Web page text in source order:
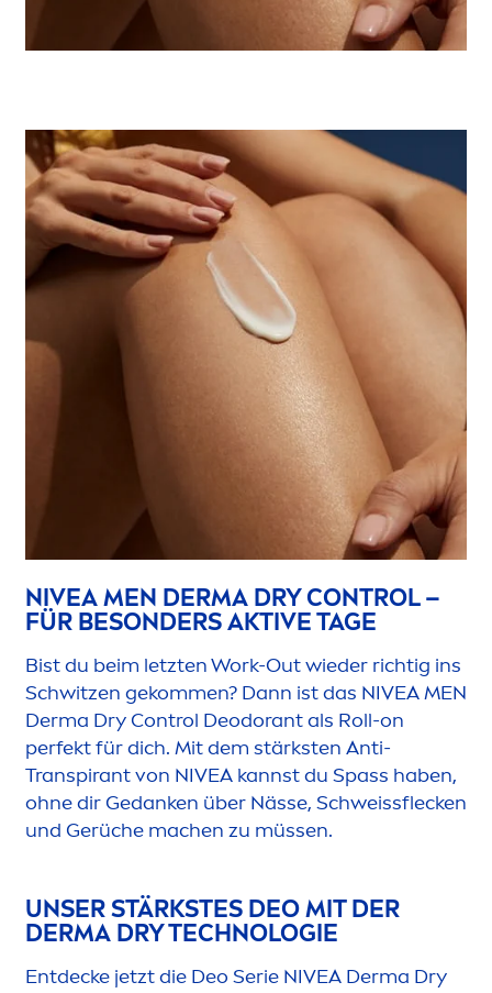
NIVEAMEN DERMA DRY CONTROL –
FÜR BESONDERS AKTIVE TAGE
Bist du beim letzten Work-Out wieder richtig ins
Schwitzen gekommen? Dann ist das NIVEAMEN
Derma Dry Control Deodorant als Roll-on
perfekt für dich. Mit dem stärksten Anti-
Transpirant von NIVEA kannst du Spass haben,
ohne dir Gedanken über Nässe, Schweissflecken
und Gerüche machen zu müssen.
UNSER STÄRKSTES DEO MIT DER
DERMA DRY TECHNOLOGIE
Entdecke jetzt die Deo Serie NIVEA Derma Dry